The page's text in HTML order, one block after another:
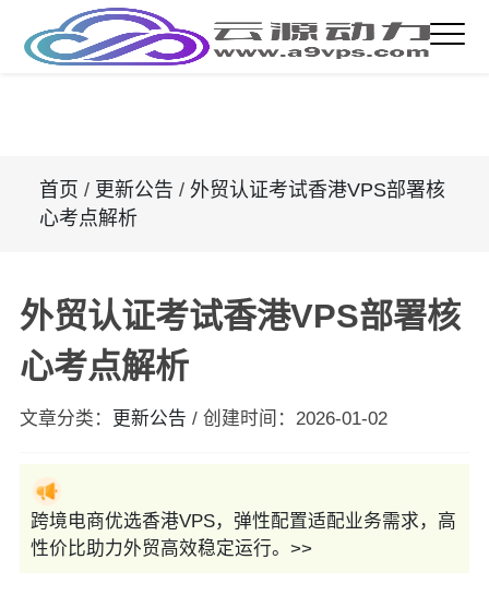
首页 / 更新公告 / 外贸认证考试香港VPS部署核
心考点解析
外贸认证考试香港VPS部署核
心考点解析
文章分类： 更新公告 / 创建时间： 2026-01-02
跨境电商优选香港VPS，弹性配置适配业务需求，高
性价比助力外贸高效稳定运行。>>